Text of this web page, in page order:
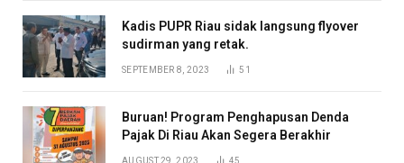
Kadis PUPR Riau sidak langsung flyover
sudirman yang retak.
SEPTEMBER 8, 2023 51
Buruan! Program Penghapusan Denda
Pajak Di Riau Akan Segera Berakhir
AUGUST 29, 2023 45